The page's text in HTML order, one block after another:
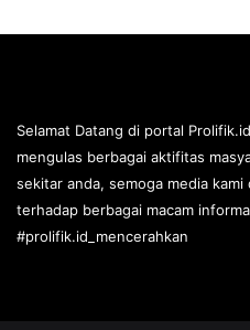
Selamat Datang di portal
mengulas berbagai aktifitas
sekitar anda, semoga media
terhadap berbagai macam
#prolifik.id_mencerahkan